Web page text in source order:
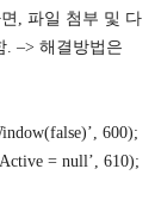
파일 첨부 및 다
. –> 해결방법은
600);
= null’, 610);